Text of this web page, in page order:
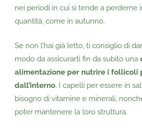
nei periodi in cui si tende a perderne
quantità, come in autunno.
Se non l’hai già letto, ti consiglio di
modo da assicurarti fin da subito una
alimentazione per nutrire i follicoli
dall’interno. I capelli per essere in
bisogno di vitamine e minerali,
poter mantenere la loro struttura.